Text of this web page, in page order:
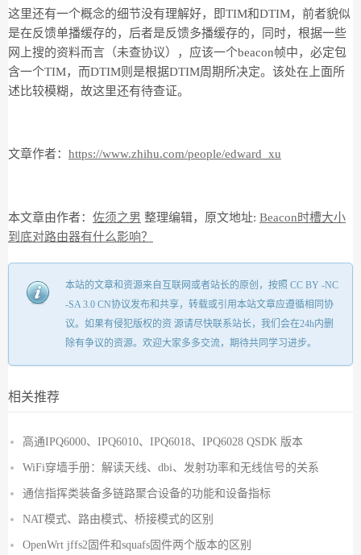
这里还有一个概念的细节没有理解好，即TIM和DTIM，前者貌似
是在反馈单播缓存的，后者是反馈多播缓存的，同时，根据一些
网上搜的资料而言（未查协议），应该一个beacon帧中，必定包
含一个TIM，而DTIM则是根据DTIM周期所决定。该处在上面所
述比较模糊，故这里还有待查证。
文章作者： https://www.zhihu.com/people/edward_xu
本文章由作者： 佐须之男 整理编辑，原文地址: Beacon时槽大小
到底对路由器有什么影响？
本站的文章和资源来自互联网或者站长的原创，按照 CC BY -NC
-SA 3.0 CN协议发布和共享，转载或引用本站文章应遵循相同协
议。如果有侵犯版权的资 源请尽快联系站长，我们会在24h内删
除有争议的资源。欢迎大家多多交流，期待共同学习进步。
相关推荐
高通IPQ6000、IPQ6010、IPQ6018、IPQ6028 QSDK 版本
WiFi穿墙手册：解读天线、dbi、发射功率和无线信号的关系
通信指挥类装备多链路聚合设备的功能和设备指标
NAT模式、路由模式、桥接模式的区别
OpenWrt jffs2固件和squafs固件两个版本的区别